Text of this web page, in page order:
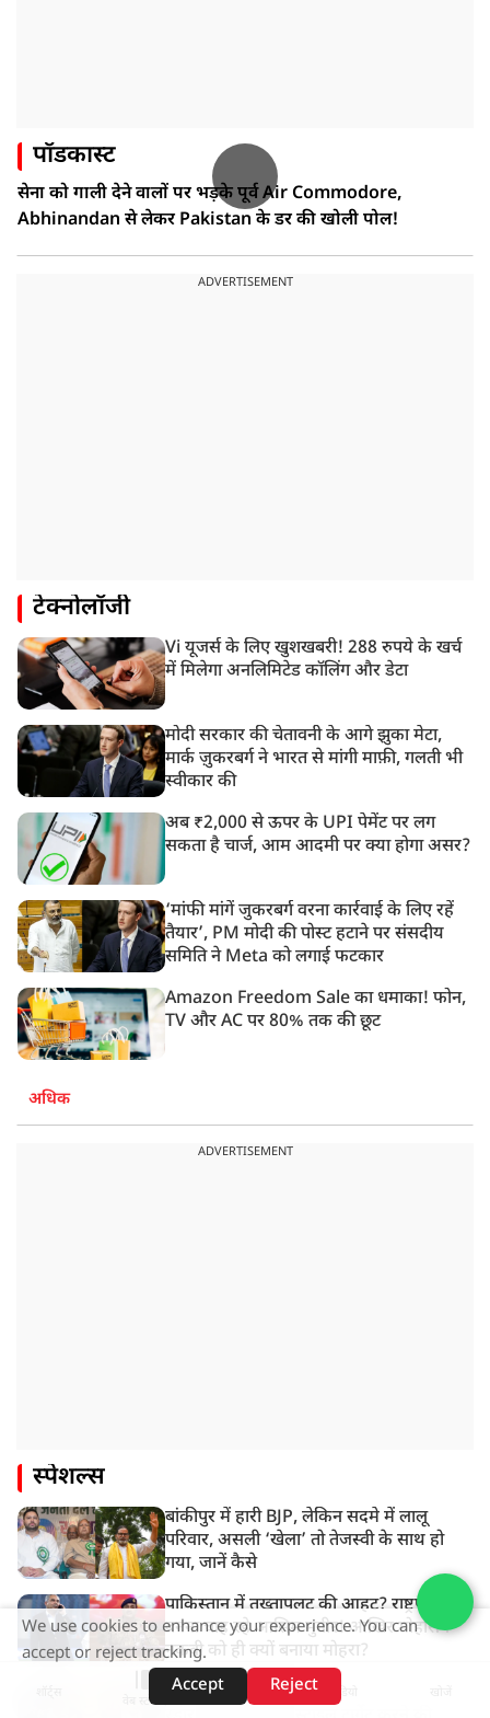
पॉडकास्ट
सेना को गाली देने वालों पर भड़के पूर्व Air Commodore,
Abhinandan से लेकर Pakistan के डर की खोली पोल!
ADVERTISEMENT
टेक्नोलॉजी
Vi यूजर्स के लिए खुशखबरी! 288 रुपये के खर्च
में मिलेगा अनलिमिटेड कॉलिंग और डेटा
मोदी सरकार की चेतावनी के आगे झुका मेटा,
मार्क ज़ुकरबर्ग ने भारत से मांगी माफ़ी, गलती भी
स्वीकार की
अब ₹2,000 से ऊपर के UPI पेमेंट पर लग
सकता है चार्ज, आम आदमी पर क्या होगा असर?
‘मांफी मांगें जुकरबर्ग वरना कार्रवाई के लिए रहें
तैयार’, PM मोदी की पोस्ट हटाने पर संसदीय
समिति ने Meta को लगाई फटकार
Amazon Freedom Sale का धमाका! फोन,
TV और AC पर 80% तक की छूट
अधिक
ADVERTISEMENT
स्पेशल्स
बांकीपुर में हारी BJP, लेकिन सदमे में लालू
परिवार, असली ‘खेला’ तो तेजस्वी के साथ हो
गया, जानें कैसे
पाकिस्तान में तख्तापलट की आहट? राष्ट्रपति
बनना चाह रहे आसिम मुनीर! आखिर मोहसिन
नकवी को ही क्यों बनाया मोहरा?
इशरत जहां के बाद अब अर्पिता सरकार...जैश के
वेब स्टोरीज़
We use cookies to enhance your experience. You can
accept or reject tracking.
Accept
Reject